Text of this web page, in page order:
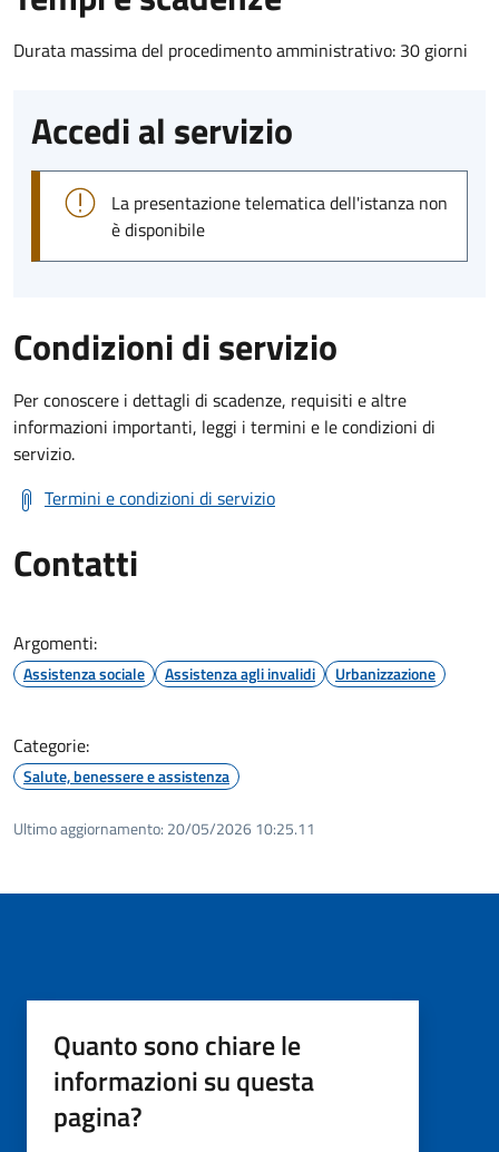
Durata massima del procedimento amministrativo: 30 giorni
Accedi al servizio
La presentazione telematica dell'istanza non
è disponibile
Condizioni di servizio
Per conoscere i dettagli di scadenze, requisiti e altre
informazioni importanti, leggi i termini e le condizioni di
servizio.
Termini e condizioni di servizio
Contatti
Argomenti:
Assistenza sociale Assistenza agli invalidi Urbanizzazione
Categorie:
Salute, benessere e assistenza
Ultimo aggiornamento: 20/05/2026 10:25.11
Quanto sono chiare le
informazioni su questa
pagina?